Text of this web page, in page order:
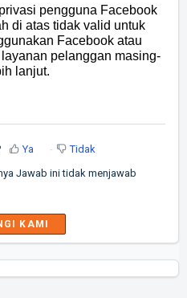
pengguna Facebook
di atas tidak valid untuk
Facebook atau
pelanggan masing-
lanjut.
Ya Tidak
Jawab ini tidak menjawab